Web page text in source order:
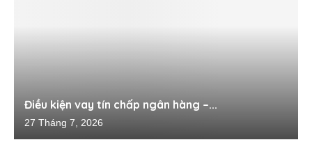
Điều kiện vay tín chấp ngân hàng –...
27 Tháng 7, 2026